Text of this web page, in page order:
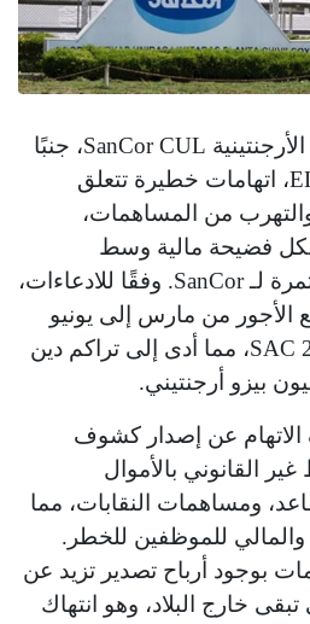
أثار عمال شركة الألبان الأرجنتينية SanCor CUL، جنبًا
إلى جنب مع ELCOR SA، اتهامات خطيرة تتعلق
والتهرب من المساهمات،
فضيحة مالية وسط
إجراءات الإعسار المستمرة لـ SanCor. وفقًا للادعاءات،
من مارس إلى يونيو
والقسط الأول من SAC 2025، مما أدى إلى تراكم دين
عن إصدار كشوف
القانوني بالأموال
ومساهمات النقابات، مما
للموظفين للخطر.
بوجود أرباح تصدير تزيد عن
تبقى خارج البلاد، وهو انتهاك